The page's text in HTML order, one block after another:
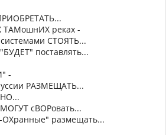
ТАМошнИХ реках -
СТОЯТЬ...
поставлять...
-
РАЗМЕЩАТЬ...
сВОРовать...
размещать...